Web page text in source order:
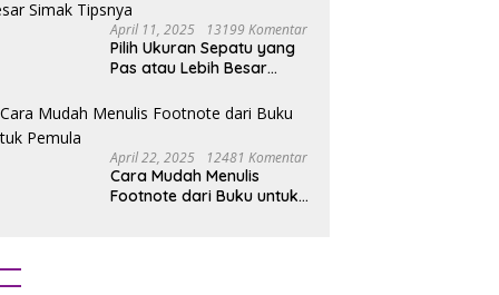
April 11, 2025 13199 Komentar
Pilih Ukuran Sepatu yang
Pas atau Lebih Besar
April 22, 2025 12481 Komentar
Cara Mudah Menulis
Footnote dari Buku untuk